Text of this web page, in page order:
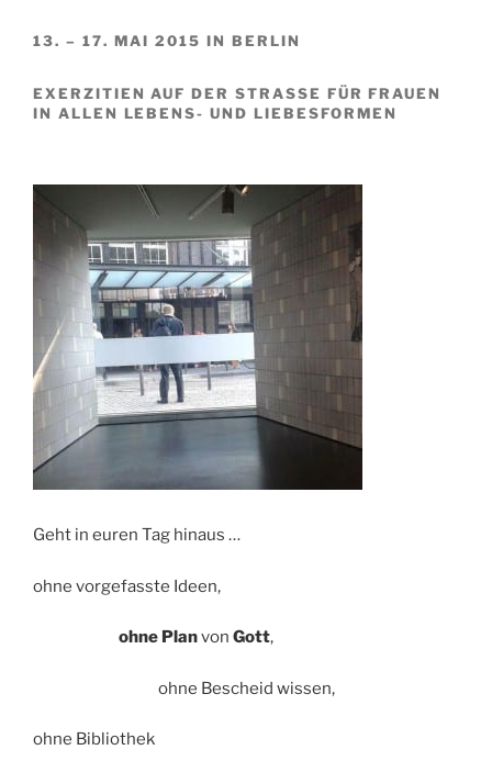
13. – 17. MAI 2015 IN BERLIN
EXERZITIEN AUF DER STRASSE FÜR FRAUEN I
N ALLEN LEBENS- UND LIEBESFORMEN
Geht in euren Tag hinaus …
ohne vorgefasste Ideen,
ohne Planvon Gott,
ohne Bescheid wissen,
ohne Bibliothek